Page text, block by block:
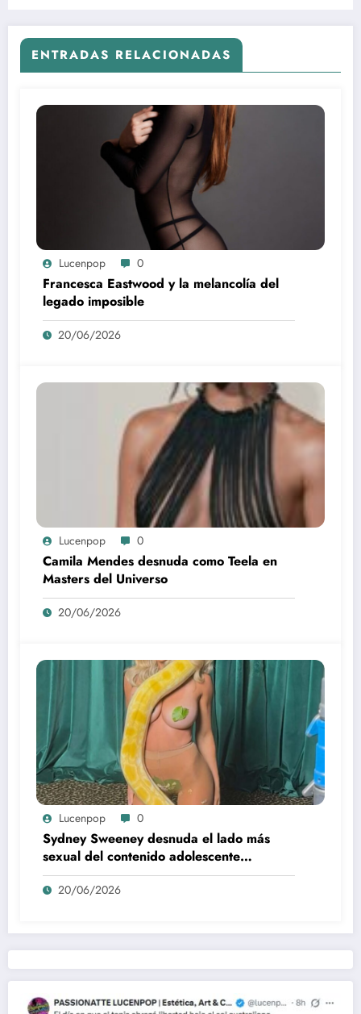
ENTRADAS RELACIONADAS
Lucenpop 0
Francesca Eastwood y la melancolía del
legado imposible
20/06/2026
Lucenpop 0
Camila Mendes desnuda como Teela en
Masters del Universo
20/06/2026
Lucenpop 0
Sydney Sweeney desnuda el lado más
sexual del contenido adolescente
(Euphoria, 2026)
20/06/2026